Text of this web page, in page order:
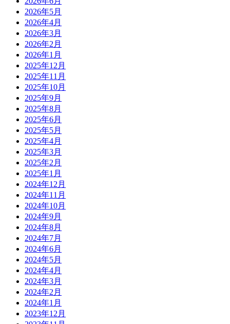
2026年5月
2026年4月
2026年3月
2026年2月
2026年1月
2025年12月
2025年11月
2025年10月
2025年9月
2025年8月
2025年6月
2025年5月
2025年4月
2025年3月
2025年2月
2025年1月
2024年12月
2024年11月
2024年10月
2024年9月
2024年8月
2024年7月
2024年6月
2024年5月
2024年4月
2024年3月
2024年2月
2024年1月
2023年12月